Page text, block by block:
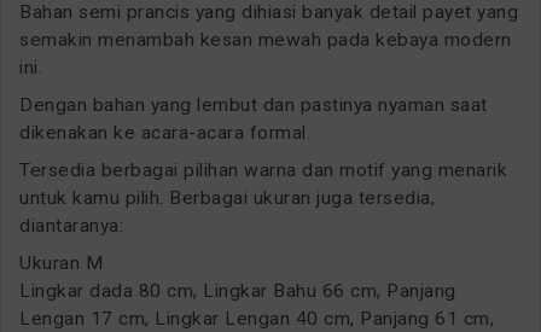
Bahan semi prancis yang dihiasi banyak detail payet yang
semakin menambah kesan mewah pada kebaya modern
ini.
Dengan bahan yang lembut dan pastinya nyaman saat
dikenakan ke acara-acara formal.
Tersedia berbagai pilihan warna dan motif yang menarik
untuk kamu pilih. Berbagai ukuran juga tersedia,
diantaranya:
Ukuran M
Lingkar dada 80 cm, Lingkar Bahu 66 cm, Panjang
Lengan 17 cm, Lingkar Lengan 40 cm, Panjang 61 cm,